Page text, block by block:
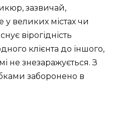
зазвичай,
великих містах чи
вірогідність
клієнта до іншого,
не знезаражується. З
заборонено в